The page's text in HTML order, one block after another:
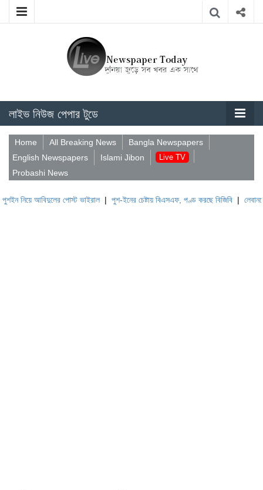
লাইভ নিউজ পেপার টুডে
Home All Breaking News
Bangla Newspapers
English Newspapers
Islami Jibon Live TV
Probashi News
আবিদুলের পোস্ট ভাইরাল| পুশ-ইনের চেষ্টায় বিএসএফ, পণ্ড করছে বিজিবি|লেবাননের